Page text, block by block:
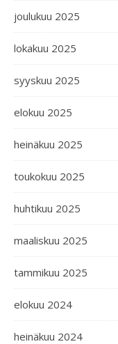
joulukuu 2025
lokakuu 2025
syyskuu 2025
elokuu 2025
heinäkuu 2025
toukokuu 2025
huhtikuu 2025
maaliskuu 2025
tammikuu 2025
elokuu 2024
heinäkuu 2024